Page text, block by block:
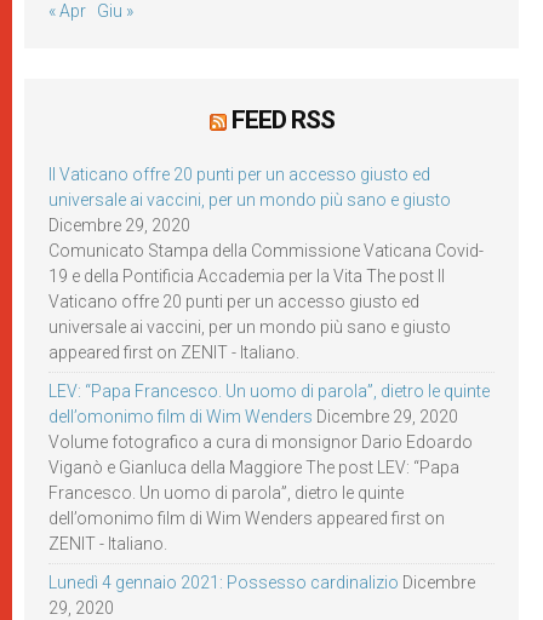
« Apr Giu »
FEED RSS
Il Vaticano offre 20 punti per un accesso giusto ed
universale ai vaccini, per un mondo più sano e giusto
Dicembre 29, 2020
Comunicato Stampa della Commissione Vaticana Covid-
19 e della Pontificia Accademia per la Vita The post Il
Vaticano offre 20 punti per un accesso giusto ed
universale ai vaccini, per un mondo più sano e giusto
appeared first on ZENIT - Italiano.
LEV: “Papa Francesco. Un uomo di parola”, dietro le quinte
dell’omonimo film di Wim Wenders Dicembre 29, 2020
Volume fotografico a cura di monsignor Dario Edoardo
Viganò e Gianluca della Maggiore The post LEV: “Papa
Francesco. Un uomo di parola”, dietro le quinte
dell’omonimo film di Wim Wenders appeared first on
ZENIT - Italiano.
Lunedì 4 gennaio 2021: Possesso cardinalizio Dicembre
29, 2020